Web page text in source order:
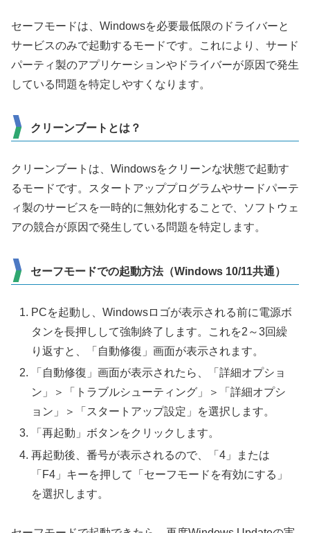
セーフモードは、Windowsを必要最低限のドライバーと
サービスのみで起動するモードです。これにより、サード
パーティ製のアプリケーションやドライバーが原因で発生
している問題を特定しやすくなります。
クリーンブートとは？
クリーンブートは、Windowsをクリーンな状態で起動す
るモードです。スタートアッププログラムやサードパーテ
ィ製のサービスを一時的に無効化することで、ソフトウェ
アの競合が原因で発生している問題を特定します。
セーフモードでの起動方法（Windows 10/11共通）
PCを起動し、Windowsロゴが表示される前に電源ボ
タンを長押しして強制終了します。これを2～3回繰
り返すと、「自動修復」画面が表示されます。
「自動修復」画面が表示されたら、「詳細オプショ
ン」＞「トラブルシューティング」＞「詳細オプシ
ョン」＞「スタートアップ設定」を選択します。
「再起動」ボタンをクリックします。
再起動後、番号が表示されるので、「4」または
「F4」キーを押して「セーフモードを有効にする」
を選択します。